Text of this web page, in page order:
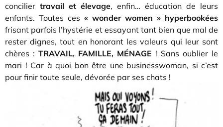
concilier travail et élevage, enfin… éducation de leurs
enfants. Toutes ces « wonder women » hyperbookées
frisant parfois l’hystérie et essayant tant bien que mal de
rester dignes, tout en honorant les valeurs qui leur sont
chères : TRAVAIL, FAMILLE, MÉNAGE ! Sans oublier le
mari ! Car à quoi bon être une businesswoman, si c’est
pour finir toute seule, dévorée par ses chats !